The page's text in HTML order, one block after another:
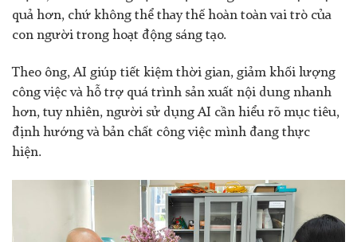
quả hơn, chứ không thể thay thế hoàn toàn vai trò của
con người trong hoạt động sáng tạo.
Theo ông, AI giúp tiết kiệm thời gian, giảm khối lượng
công việc và hỗ trợ quá trình sản xuất nội dung nhanh
hơn, tuy nhiên, người sử dụng AI cần hiểu rõ mục tiêu,
định hướng và bản chất công việc mình đang thực
hiện.